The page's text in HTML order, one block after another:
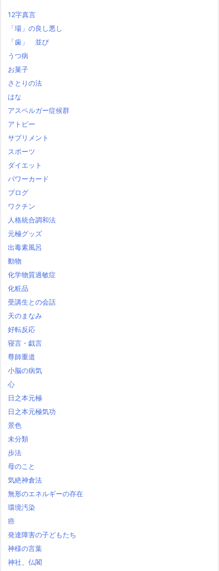
12字真言
「場」の良し悪し
「歯」 並び
うつ病
お菓子
さとりの法
はな
アスペルガー症候群
アトピー
サプリメント
スポーツ
ダイエット
パワーカード
ブログ
ワクチン
人格統合調和法
元極グッズ
出毒素風呂
動物
化学物質過敏症
化粧品
受講生との会話
天のまなみ
好転反応
寝言・戯言
尊師重道
小脳の病気
心
日之本元極
日之本元極気功
景色
未分類
歩法
母のこと
気絶神倉法
無形のエネルギーの存在
環境汚染
癌
発達障害の子どもたち
神様の言葉
神社、仏閣